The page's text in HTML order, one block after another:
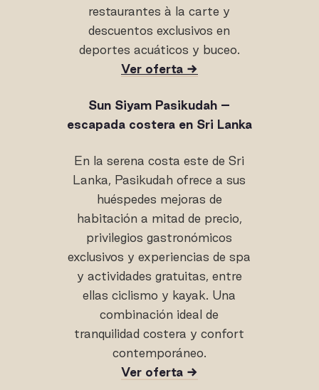
restaurantes à la carte y
descuentos exclusivos en
deportes acuáticos y buceo.
Ver oferta →
Sun Siyam Pasikudah –
escapada costera en Sri Lanka
En la serena costa este de Sri
Lanka, Pasikudah ofrece a sus
huéspedes mejoras de
habitación a mitad de precio,
privilegios gastronómicos
exclusivos y experiencias de spa
y actividades gratuitas, entre
ellas ciclismo y kayak. Una
combinación ideal de
tranquilidad costera y confort
contemporáneo.
Ver oferta →